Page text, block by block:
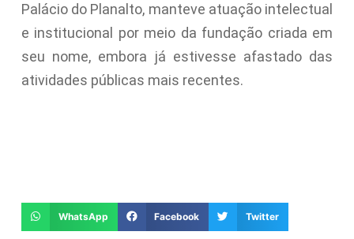
Palácio do Planalto, manteve atuação intelectual
e institucional por meio da fundação criada em
seu nome, embora já estivesse afastado das
atividades públicas mais recentes.
WhatsApp Facebook Twitter